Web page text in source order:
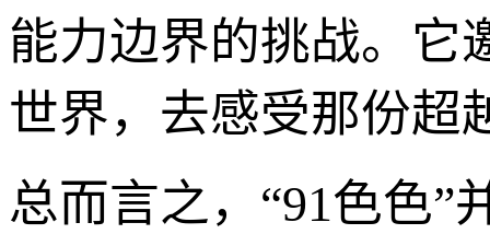
能力边界的挑战。它
世界，去感受那份超
总而言之，“91色色